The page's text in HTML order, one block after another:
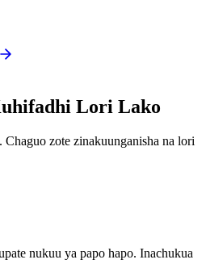
Lori Lako
zote zinakuunganisha na lori
nukuu ya papo hapo. Inachukua